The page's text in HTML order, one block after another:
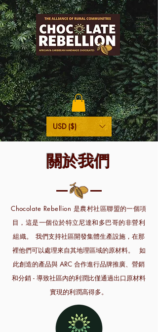
USD ($)
關於我們
Chocolate Rebellion 是農村社區聯盟的一個項
目，這是一個位於特立尼達和多巴哥的非營利
組織。
我們支持社區開發集體生產設施，在那
裡他們可以處理來自其地理區域的原材料。
如
此創造的產品與 ARC 合作進行品牌推廣、營銷
和分銷 - 導致社區內的利潤比僅通過出口原材料
實現的利潤高得多。